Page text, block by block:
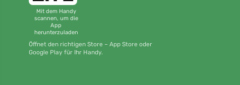
Mit dem Handy
scannen, um die
App
herunterzuladen
Öffnet den richtigen Store – App Store oder
Google Play für Ihr Handy.